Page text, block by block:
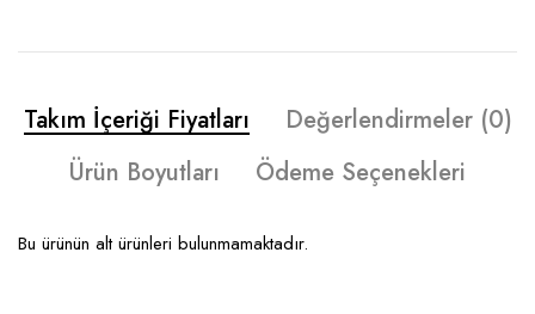
Takım İçeriği Fiyatları
Değerlendirmeler (0)
Ürün Boyutları
Ödeme Seçenekleri
Bu ürünün alt ürünleri bulunmamaktadır.